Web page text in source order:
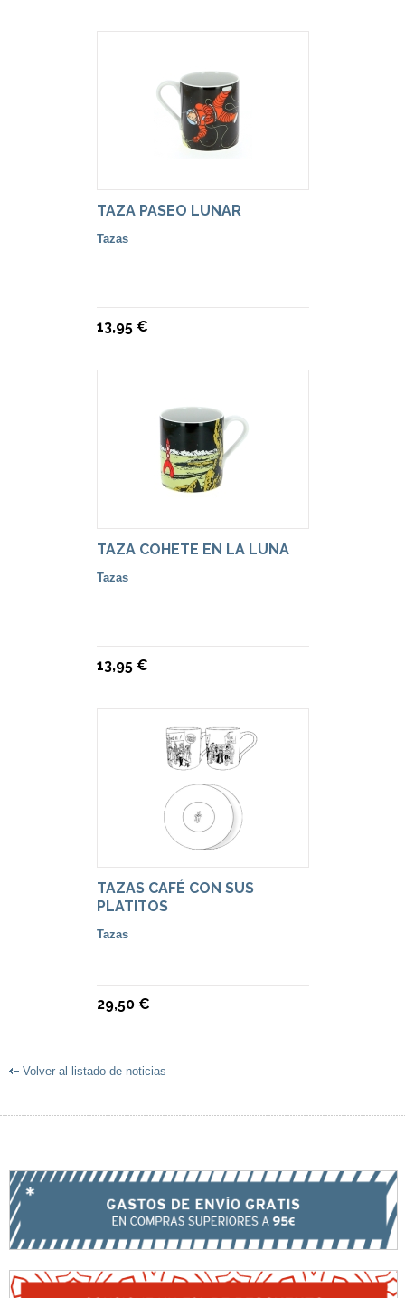
TAZA PASEO LUNAR
Tazas
13,95 €
TAZA COHETE EN LA LUNA
Tazas
13,95 €
TAZAS CAFÉ CON SUS
PLATITOS
Tazas
29,50 €
Volver al listado de noticias